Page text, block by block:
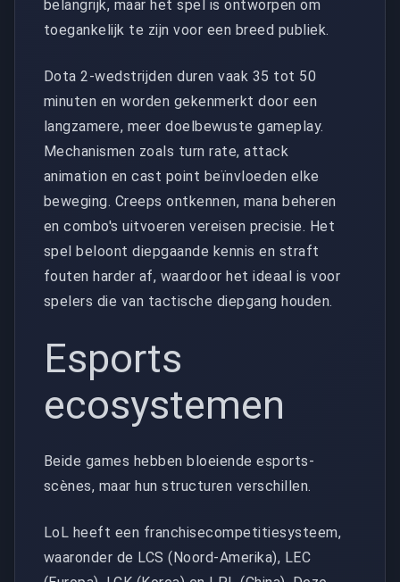
belangrijk, maar het spel is ontworpen om
toegankelijk te zijn voor een breed publiek.
Dota 2-wedstrijden duren vaak 35 tot 50
minuten en worden gekenmerkt door een
langzamere, meer doelbewuste gameplay.
Mechanismen zoals turn rate, attack
animation en cast point beïnvloeden elke
beweging. Creeps ontkennen, mana beheren
en combo's uitvoeren vereisen precisie. Het
spel beloont diepgaande kennis en straft
fouten harder af, waardoor het ideaal is voor
spelers die van tactische diepgang houden.
Esports
ecosystemen
Beide games hebben bloeiende esports-
scènes, maar hun structuren verschillen.
LoL heeft een franchisecompetitiesysteem,
waaronder de LCS (Noord-Amerika), LEC